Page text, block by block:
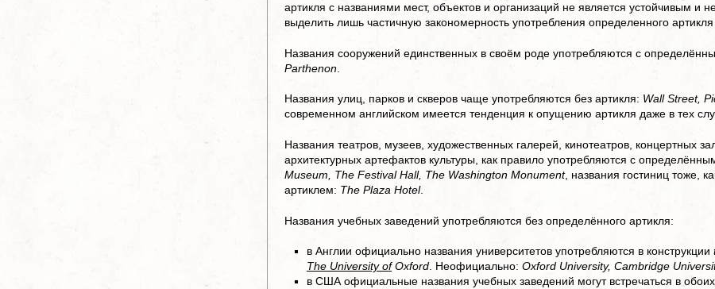
артикля с названиями мест, объектов и организаций не является устойчивым и
выделить лишь частичную закономерность употребления определенного
Названия сооружений единственных в своём роде употребляются с
Parthenon
Названия улиц, парков и скверов чаще употребляются без артикля: Wall Street,
современном английском имеется тенденция к опущению артикля даже в тех
Названия театров, музеев, художественных галерей, кинотеатров, концертных
архитектурных артефактов культуры, как правило употребляются с
Museum, The Festival Hall, The Washington Monument, названия гостиниц тоже,
артиклем: The Plaza Hotel.
Названия учебных заведений употребляются без определённого артикля:
в Англии официально названия университетов употребляются в конструкции
The University ofOxford. Неофициально: Oxford University, Cambridge
в США официальные названия учебных заведений могут встречаться в